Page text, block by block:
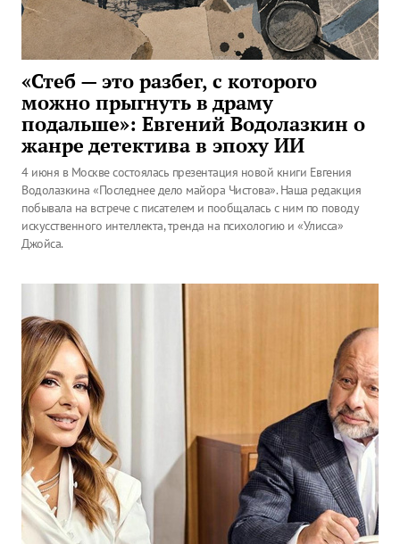
«Стеб — это разбег, с которого
можно прыгнуть в драму
подальше»: Евгений Водолазкин о
жанре детектива в эпоху ИИ
4 июня в Москве состоялась презентация новой книги Евгения
Водолазкина «Последнее дело майора Чистова». Наша редакция
побывала на встрече с писателем и пообщалась с ним по поводу
искусственного интеллекта, тренда на психологию и «Улисса»
Джойса.